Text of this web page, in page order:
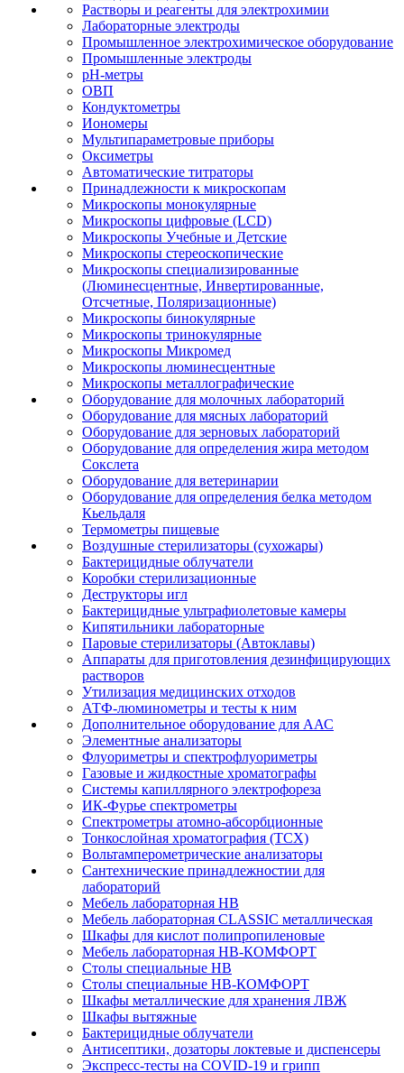
Растворы и реагенты для электрохимии
Лабораторные электроды
Промышленное электрохимическое оборудование
Промышленные электроды
pH-метры
ОВП
Кондуктометры
Иономеры
Мультипараметровые приборы
Оксиметры
Автоматические титраторы
Принадлежности к микроскопам
Микроскопы монокулярные
Микроскопы цифровые (LCD)
Микроскопы Учебные и Детские
Микроскопы стереоскопические
Микроскопы специализированные
(Люминесцентные, Инвертированные,
Отсчетные, Поляризационные)
Микроскопы бинокулярные
Микроскопы тринокулярные
Микроскопы Микромед
Микроскопы люминесцентные
Микроскопы металлографические
Оборудование для молочных лабораторий
Оборудование для мясных лабораторий
Оборудование для зерновых лабораторий
Оборудование для определения жира методом
Сокслета
Оборудование для ветеринарии
Оборудование для определения белка методом
Кьельдаля
Термометры пищевые
Воздушные стерилизаторы (сухожары)
Бактерицидные облучатели
Коробки стерилизационные
Деструкторы игл
Бактерицидные ультрафиолетовые камеры
Кипятильники лабораторные
Паровые стерилизаторы (Автоклавы)
Аппараты для приготовления дезинфицирующих
растворов
Утилизация медицинских отходов
АТФ-люминометры и тесты к ним
Дополнительное оборудование для ААС
Элементные анализаторы
Флуориметры и спектрофлуориметры
Газовые и жидкостные хроматографы
Системы капиллярного электрофореза
ИК-Фурье спектрометры
Спектрометры атомно-абсорбционные
Тонкослойная хроматография (ТСХ)
Вольтамперометрические анализаторы
Сантехнические принадлежностии для
лабораторий
Мебель лабораторная НВ
Мебель лабораторная CLASSIC металлическая
Шкафы для кислот полипропиленовые
Мебель лабораторная НВ-КОМФОРТ
Столы специальные НВ
Столы специальные НВ-КОМФОРТ
Шкафы металлические для хранения ЛВЖ
Шкафы вытяжные
Бактерицидные облучатели
Антисептики, дозаторы локтевые и диспенсеры
Экспресс-тесты на COVID-19 и грипп